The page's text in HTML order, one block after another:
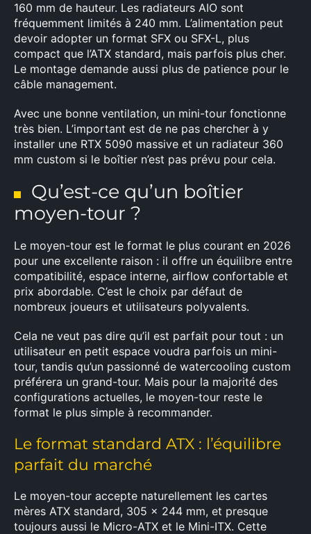
160 mm de hauteur. Les radiateurs AIO sont
fréquemment limités à 240 mm. L’alimentation peut
devoir adopter un format SFX ou SFX-L, plus
compact que l’ATX standard, mais parfois plus cher.
Le montage demande aussi plus de patience pour le
câble management.
Avec une bonne ventilation, un mini-tour fonctionne
très bien. L’important est de ne pas chercher à y
installer une RTX 5090 massive et un radiateur 360
mm custom si le boîtier n’est pas prévu pour cela.
Qu’est-ce qu’un boîtier
moyen-tour ?
Le moyen-tour est le format le plus courant en 2026
pour une excellente raison : il offre un équilibre entre
compatibilité, espace interne, airflow confortable et
prix abordable. C’est le choix par défaut de
nombreux joueurs et utilisateurs polyvalents.
Cela ne veut pas dire qu’il est parfait pour tout : un
utilisateur en petit espace voudra parfois un mini-
tour, tandis qu’un passionné de watercooling custom
préférera un grand-tour. Mais pour la majorité des
configurations actuelles, le moyen-tour reste le
format le plus simple à recommander.
Le format standard ATX : l’équilibre
parfait du marché
Le moyen-tour accepte naturellement les cartes
mères ATX standard, 305 x 244 mm, et presque
toujours aussi le Micro-ATX et le Mini-ITX. Cette